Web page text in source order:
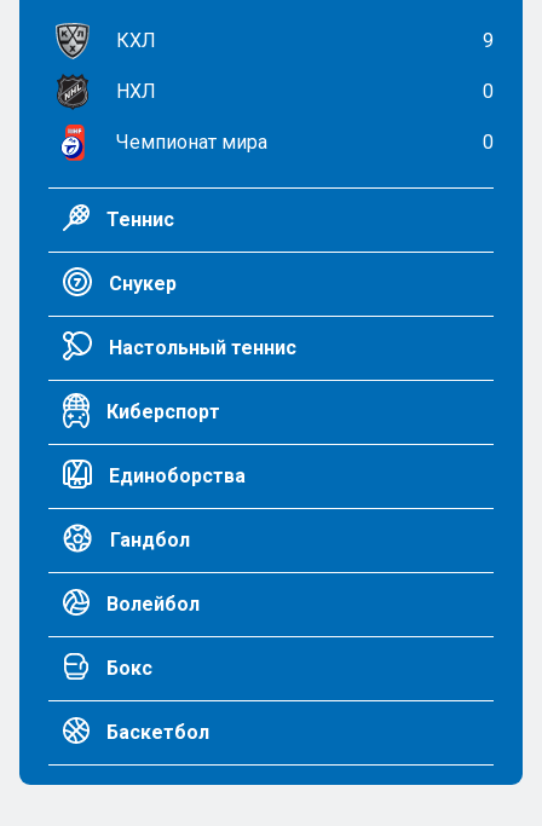
КХЛ 9
НХЛ 0
Чемпионат мира 0
Теннис
Снукер
Настольный теннис
Киберспорт
Единоборства
Гандбол
Волейбол
Бокс
Баскетбол